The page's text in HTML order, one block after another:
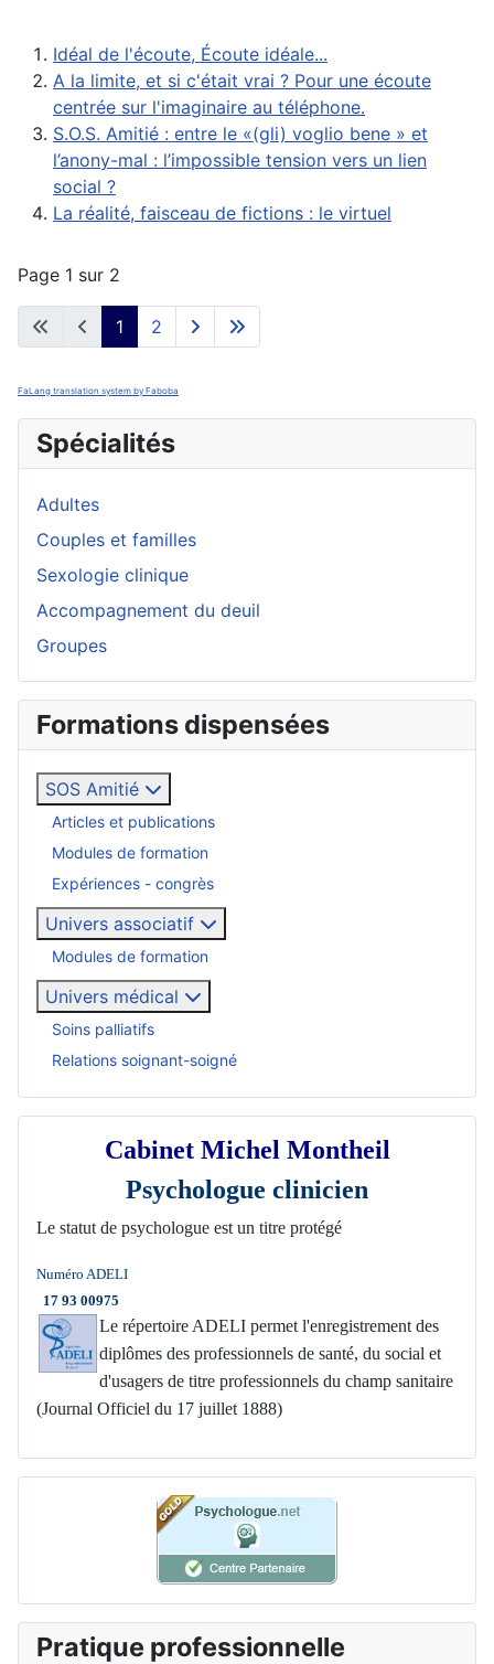
Idéal de l'écoute, Écoute idéale...
A la limite, et si c'était vrai ? Pour une écoute
centrée sur l'imaginaire au téléphone.
S.O.S. Amitié : entre le «(gli) voglio bene » et
l’anony-mal : l’impossible tension vers un lien
social ?
La réalité, faisceau de fictions : le virtuel
Page 1 sur 2
1 2
FaLang translation system by Faboba
Spécialités
Adultes
Couples et familles
Sexologie clinique
Accompagnement du deuil
Groupes
Formations dispensées
SOS Amitié
Articles et publications
Modules de formation
Expériences - congrès
Univers associatif
Modules de formation
Univers médical
Soins palliatifs
Relations soignant-soigné
Cabinet Michel Montheil
Psychologue clinicien
Le statut de psychologue est un titre protégé
Numéro ADELI
17 93 00975
Le répertoire ADELI permet l'enregistrement des
diplômes des professionnels de santé, du social et
d'usagers de titre professionnels du champ sanitaire
(Journal Officiel du 17 juillet 1888)
Pratique professionnelle